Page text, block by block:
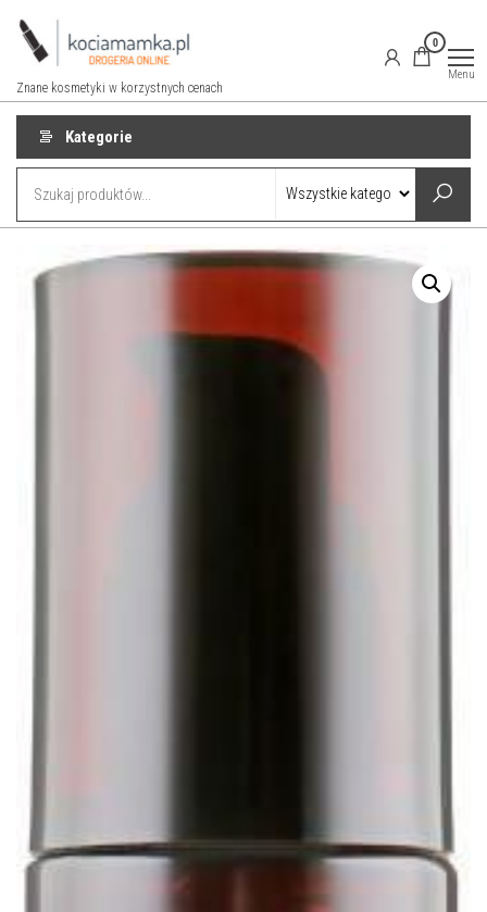
Przejdź
Znane kosmetyki w korzystnych cenach
0
Menu
Kategorie